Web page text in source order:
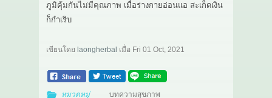
ภูมิคุ้มกันไม่มีคุณภาพ เมื่อร่างกายอ่อนแอ สะเก็ดเงิน
ก็กำเริบ
เขียนโดย laongherbal เมื่อ Fri 01 Oct, 2021
หมวดหมู่ บทความสุขภาพ